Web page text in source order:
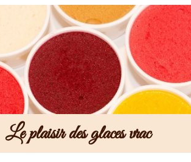
Le plaisir des glaces vrac